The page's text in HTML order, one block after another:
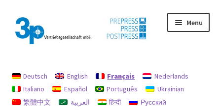
Aller
la
navigation
Aller
au
contenu
Menu
Chercher
imprimer
Deutsch English Français
Nederlands
Italiano
Español Português
Ukrainian
繁體中文
العربية हिन्दी
Русский